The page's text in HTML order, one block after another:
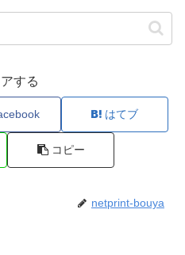
する
はてブ
コピー
netprint-bouya